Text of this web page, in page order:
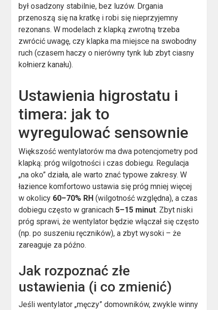
był osadzony stabilnie, bez luzów. Drgania
przenoszą się na kratkę i robi się nieprzyjemny
rezonans. W modelach z klapką zwrotną trzeba
zwrócić uwagę, czy klapka ma miejsce na swobodny
ruch (czasem haczy o nierówny tynk lub zbyt ciasny
kołnierz kanału).
Ustawienia higrostatu i
timera: jak to
wyregulować sensownie
Większość wentylatorów ma dwa potencjometry pod
klapką: próg wilgotności i czas dobiegu. Regulacja
„na oko” działa, ale warto znać typowe zakresy. W
łazience komfortowo ustawia się próg mniej więcej
w okolicy 60–70% RH (wilgotność względna), a czas
dobiegu często w granicach5–15 minut. Zbyt niski
próg sprawi, że wentylator będzie włączał się często
(np. po suszeniu ręczników), a zbyt wysoki – że
zareaguje za późno.
Jak rozpoznać złe
ustawienia (i co zmienić)
Jeśli wentylator „męczy” domowników, zwykle winny